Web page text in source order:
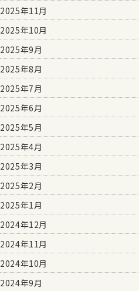
2025年11月
2025年10月
2025年9月
2025年8月
2025年7月
2025年6月
2025年5月
2025年4月
2025年3月
2025年2月
2025年1月
2024年12月
2024年11月
2024年10月
2024年9月